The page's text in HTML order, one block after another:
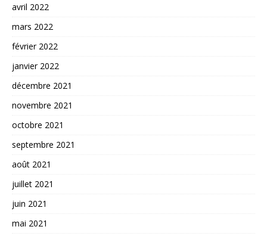
avril 2022
mars 2022
février 2022
janvier 2022
décembre 2021
novembre 2021
octobre 2021
septembre 2021
août 2021
juillet 2021
juin 2021
mai 2021